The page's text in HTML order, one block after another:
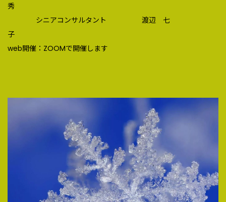
秀
シニアコンサルタント 渡辺 七
子
web開催：ZOOMで開催します